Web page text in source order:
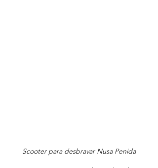
Scooter para desbravar Nusa Penida